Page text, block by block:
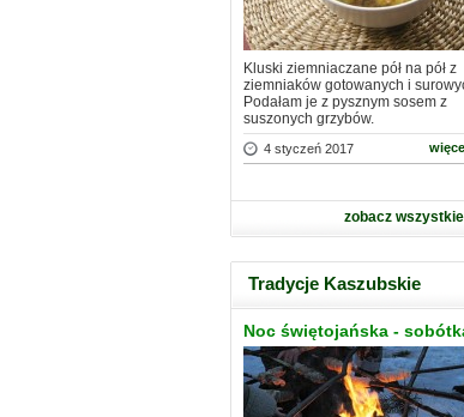
Kluski ziemniaczane pół na pół z
ziemniaków gotowanych i
Podałam je z pysznym sosem z
suszonych grzybów.
4 styczeń 2017
zobacz wszystkie
Tradycje Kaszubskie
Noc świętojańska -